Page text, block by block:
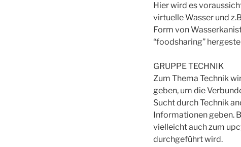
Hier wird es
virtuelle Wasser und
Form von
“foodsharing”
GRUPPE TECHNIK
Zum Thema Technik
geben, um die
Sucht durch Technik
Informationen geben.
vielleicht auch zum
durchgeführt wird.